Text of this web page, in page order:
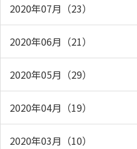
2020年07月（23）
2020年06月（21）
2020年05月（29）
2020年04月（19）
2020年03月（10）